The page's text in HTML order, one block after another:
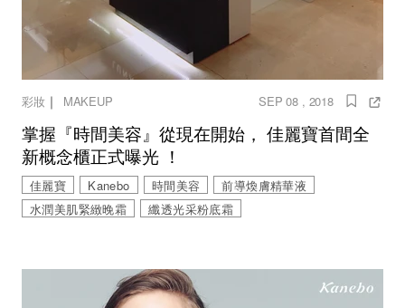
彩妝｜ MAKEUP SEP 08 , 2018
掌握『時間美容』從現在開始， 佳麗寶首間全
新概念櫃正式曝光 ！
佳麗寶 Kanebo 時間美容
前導煥膚精華液
水潤美肌緊緻晚霜
纖透光采粉底霜